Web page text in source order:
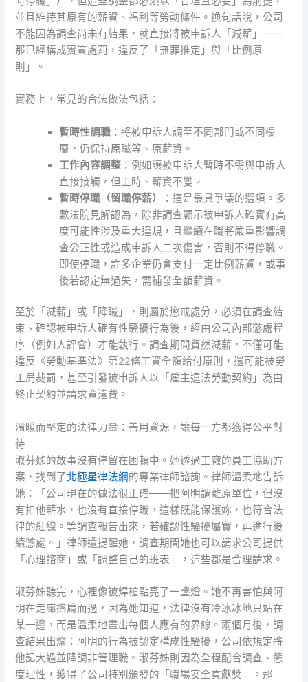
並且維持其原有的薪資、福利等勞動條件。換句話說，公司
不能因為調查尚未有結果，就直接將被申訴人「減薪」——
那已經構成實質處罰，違反了「無罪推定」與「比例原
則」。
實務上，常見的合法做法包括：
暫時性調職 ：將被申訴人調至不同部門或不同樓
層，仍保持原職等、原薪資。
工作內容調整 ：例如讓被申訴人暫時不需與申訴人
直接接觸，但工時、薪資不變。
暫時停職（留職停薪）
：這是最具爭議的選項。多
數法院見解認為，除非調查顯示被申訴人確實有高
度可能性涉及重大違規，且繼續在職將嚴重影響調
查公正性或造成申訴人二次傷害，否則不得停職。
即使停職，許多企業仍會支付一定比例薪資，或事
後若認定無過失，需補發全額薪資。
至於「減薪」或「降職」，則屬於懲戒處分，必須在調查結
束、確認被申訴人確有性騷擾行為後，經由公司內部懲處程
序（例如人評會）才能執行。調查期間貿然減薪，不僅可能
違反《勞動基準法》第22條工資全額給付原則，還可能被勞
工局裁罰，甚至引發被申訴人以「雇主違法勞動契約」為由
終止契約並請求資遣費。
溫暖而堅定的法律力量：善用資源，讓每一方都獲得公平對
待
淑芬姊的故事沒有停留在困頓中。她透過工廠的員工協助方
案，找到了北極星律法網的專業律師諮詢。律師溫柔地告訴
她：「公司現在的做法很正確——把阿明調離原單位，但沒
有扣他薪水，也沒有直接停職，這樣既能保護妳，也符合法
律的紅線。等調查報告出來，若確認性騷擾屬實，再進行後
續懲處。」律師還提醒她，調查期間她也可以請求公司提供
「心理諮商」或「調整自己的班表」，這些都是合理請求。
淑芬姊聽完，心裡像被焊槍點亮了一盞燈。她不再害怕與阿
明在走廊擦肩而過，因為她知道，法律沒有冷冰冰地只站在
某一邊，而是溫柔地畫出每個人應有的界線。兩個月後，調
查結果出爐：阿明的行為被認定構成性騷擾，公司依規定將
他記大過並降調非管理職。淑芬姊則因為全程配合調查、態
度理性，獲得了公司特別頒發的「職場安全貢獻獎」。那